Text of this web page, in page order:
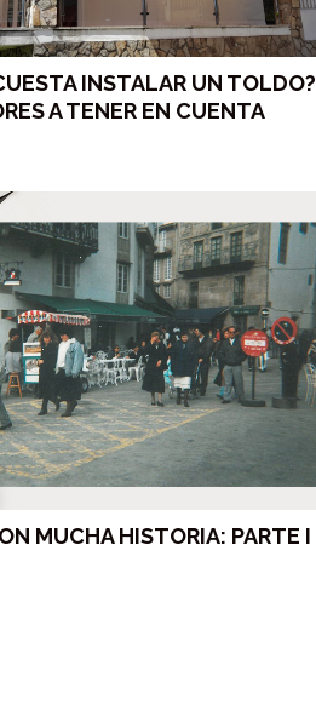
INSTALAR UN TOLDO?
A TENER EN CUENTA
MUCHA HISTORIA: PARTE I